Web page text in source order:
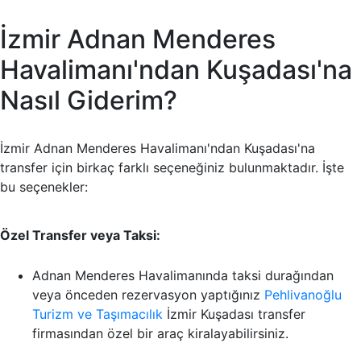
İzmir Adnan Menderes
Havalimanı'ndan Kuşadası'na
Nasıl Giderim?
İzmir Adnan Menderes Havalimanı'ndan Kuşadası'na
transfer için birkaç farklı seçeneğiniz bulunmaktadır. İşte
bu seçenekler:
Özel Transfer veya Taksi:
Adnan Menderes Havalimanında taksi durağından
veya önceden rezervasyon yaptığınız Pehlivanoğlu
Turizm ve Taşımacılık İzmir Kuşadası transfer
firmasından özel bir araç kiralayabilirsiniz.